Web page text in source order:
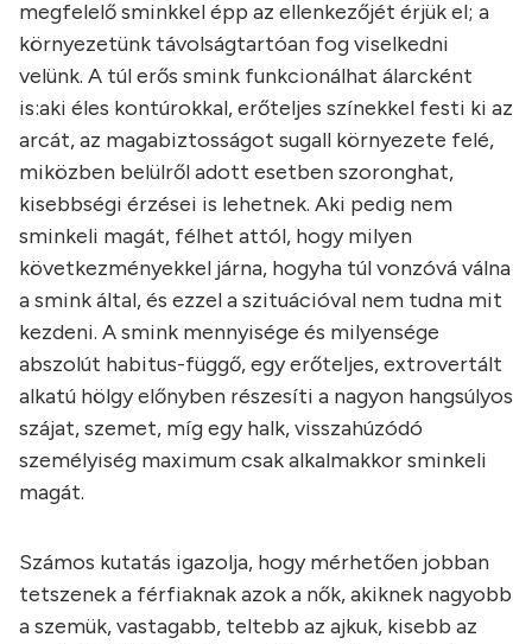
megfelelő sminkkel épp az ellenkezőjét érjük el; a
környezetünk távolságtartóan fog viselkedni
velünk. A túl erős smink funkcionálhat álarcként
is:aki éles kontúrokkal, erőteljes színekkel festi ki az
arcát, az magabiztosságot sugall környezete felé,
miközben belülről adott esetben szoronghat,
kisebbségi érzései is lehetnek. Aki pedig nem
sminkeli magát, félhet attól, hogy milyen
következményekkel járna, hogyha túl vonzóvá válna
a smink által, és ezzel a szituációval nem tudna mit
kezdeni. A smink mennyisége és milyensége
abszolút habitus-függő, egy erőteljes, extrovertált
alkatú hölgy előnyben részesíti a nagyon hangsúlyos
szájat, szemet, míg egy halk, visszahúzódó
személyiség maximum csak alkalmakkor sminkeli
magát.
Számos kutatás igazolja, hogy mérhetően jobban
tetszenek a férfiaknak azok a nők, akiknek nagyobb
a szemük, vastagabb, teltebb az ajkuk, kisebb az